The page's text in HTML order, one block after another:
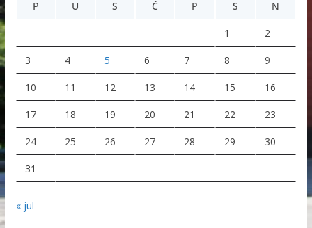
P
U S Č P S N
1 2
3 4 5 6 7 8 9
10 11 12 13 14 15 16
17 18 19 20 21 22 23
24 25 26 27 28 29 30
31
« jul